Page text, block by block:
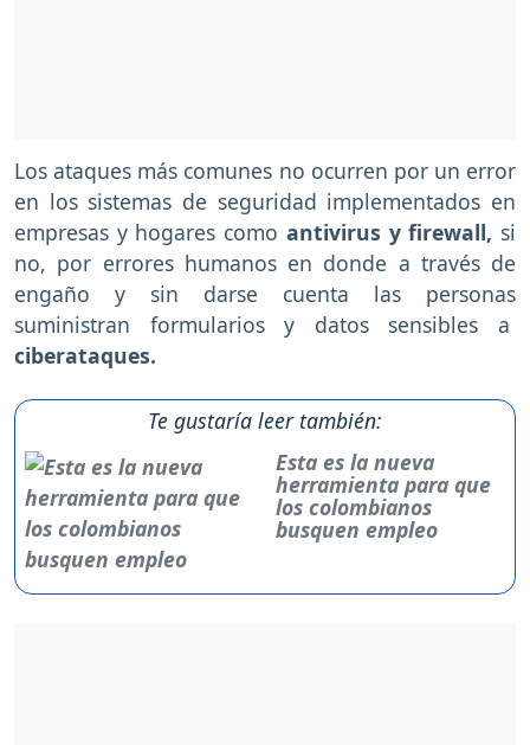
Los ataques más comunes no ocurren por un error
en los sistemas de seguridad implementados en
empresas y hogares como antivirus y firewall, si
no, por errores humanos en donde a través de
engaño y sin darse cuenta las personas
suministran formularios y datos sensibles a
ciberataques.
Te gustaría leer también:
Esta es la nueva
herramienta para que
los colombianos
busquen empleo